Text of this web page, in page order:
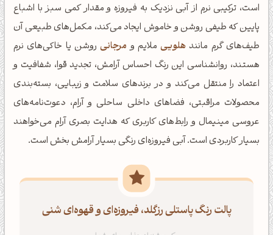
است، ترکیبی نرم از آبی نزدیک به فیروزه و مقدار کمی سبز با اشباع
پایین که طیفی روشن و خاموش ایجاد می‌کند، مکمل‌های طبیعی آن
طیف‌های گرم مانند هلوییملایم و مرجانیروشن یا خاکی‌های نرم
هستند، روانشناسی این رنگ احساس آرامش، تجدید قوا، شفافیت و
اعتماد را منتقل می‌کند و در برندهای سلامت و زیبایی، بسته‌بندی
محصولات مراقبتی، فضاهای داخلی ساحلی و آرام، دعوت‌نامه‌های
عروسی مینیمال و رابط‌های کاربری که هدایت بصری آرام می‌خواهند
بسیار کاربردی است. آبی فیروزه‌ای رنگی بسیار آرامش بخش است.
پالت رنگ پاستلی رزگلد، فیروزه‌ای و قهوه‌ای شنی